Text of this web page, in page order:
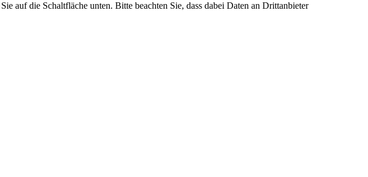
auf die Schaltfläche unten. Bitte beachten Sie, dass dabei Daten an Drittanbieter